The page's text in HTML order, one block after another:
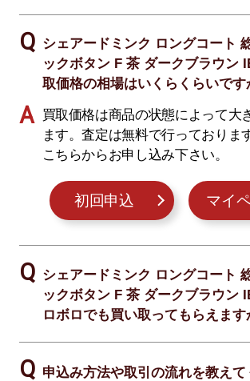
シェアードミンク ロングコート
ックボタン F 茶 ダークブラウン
取価格の相場はいくらくらいです
買取価格は商品の状態によって大
ます。査定は無料で行っておりま
こちらからお申し込み下さい。
初回申込 マイ
シェアードミンク ロングコート
ックボタン F 茶 ダークブラウン
ロボロでも買い取ってもらえます
申込み方法や取引の流れを教えて